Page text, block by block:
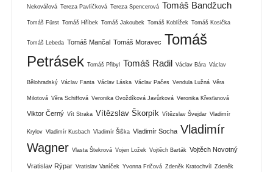
Nekovářová Tereza Pavlíčková Tereza Spencerová Tomáš Bandžuch
Tomáš Fürst Tomáš Hříbek Tomáš Jakoubek Tomáš Koblížek Tomáš Kosička
Tomáš Lebeda Tomáš Mančal Tomáš Moravec Tomáš
Petrásek Tomáš Přibyl Tomáš Radil Václav Bára Václav
Bělohradský Václav Fanta Václav Láska Václav Pačes Vendula Lužná Věra
Milotová Věra Schiffová Veronika Gvoždíková Javůrková Veronika Křesťanová
Viktor Černý Vít Straka Vítězslav Škorpík Vítězslav Švejdar Vladimír
Krylov Vladimír Kusbach Vladimír Šiška Vladimír Socha Vladimír
Wagner Vlasta Štekrová Vojen Ložek Vojtěch Barták Vojtěch Novotný
Vratislav Rýpar Vratislav Vaníček Yvonna Fričová Zdeněk Kratochvíl Zdeněk